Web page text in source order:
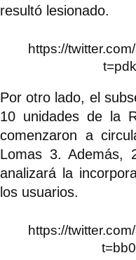
resultó lesionado.
https://
Por otro lado, el
10 unidades de la
comenzaron a
Lomas 3. Además,
analizará la
los usuarios.
https://